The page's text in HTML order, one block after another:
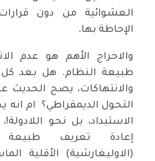
العشوائية من دون
الإحاطة بها.
والاحراج الأهم هو عدم
طبيعة النظام. هل بعد كل
والانتهاكات، يصح الحديث
التحول الديمقراطي؟ ام
الاستبداد، بل نحو
إعادة تعريف
(الاوليغارشية) الأقلية